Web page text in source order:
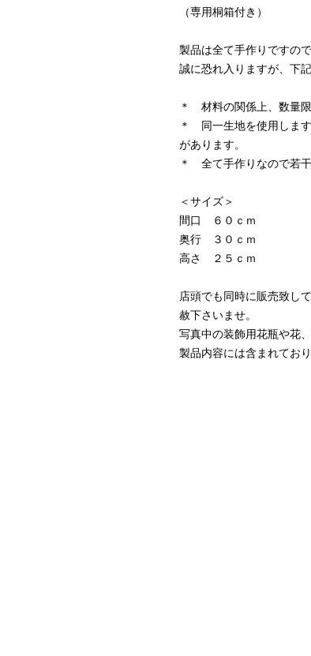
（専用桐箱付き）
製品は全て手作りですので
誠に恐れ入りますが、下
＊ 材料の関係上、数量限
＊ 同一生地を使用しま
があります。
＊ 全て手作りなので若干
＜サイズ＞
間口 ６０ｃｍ
奥行 ３０ｃｍ
高さ ２５ｃｍ
店頭でも同時に販売致し
赦下さいませ。
写真中の装飾用花瓶や花
製品内容には含まれており